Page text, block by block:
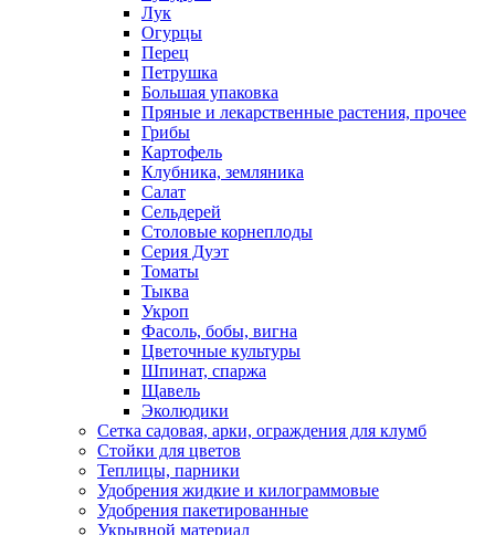
Лук
Огурцы
Перец
Петрушка
Большая упаковка
Пряные и лекарственные растения, прочее
Грибы
Картофель
Клубника, земляника
Салат
Сельдерей
Столовые корнеплоды
Серия Дуэт
Томаты
Тыква
Укроп
Фасоль, бобы, вигна
Цветочные культуры
Шпинат, спаржа
Щавель
Эколюдики
Сетка садовая, арки, ограждения для клумб
Стойки для цветов
Теплицы, парники
Удобрения жидкие и килограммовые
Удобрения пакетированные
Укрывной материал